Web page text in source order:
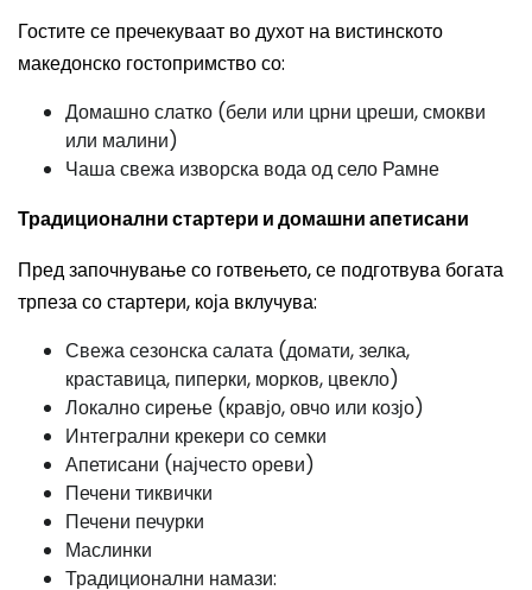
Гостите се пречекуваат во духот на вистинското
македонско гостопримство со:
Домашно слатко (бели или црни цреши, смокви
или малини)
Чаша свежа изворска вода од село Рамне
Традиционални стартери и домашни апетисани
Пред започнување со готвењето, се подготвува богата
трпеза со стартери, која вклучува:
Свежа сезонска салата (домати, зелка,
краставица, пиперки, морков, цвекло)
Локално сирење (кравјо, овчо или козјо)
Интегрални крекери со семки
Апетисани (најчесто ореви)
Печени тиквички
Печени печурки
Маслинки
Традиционални намази: